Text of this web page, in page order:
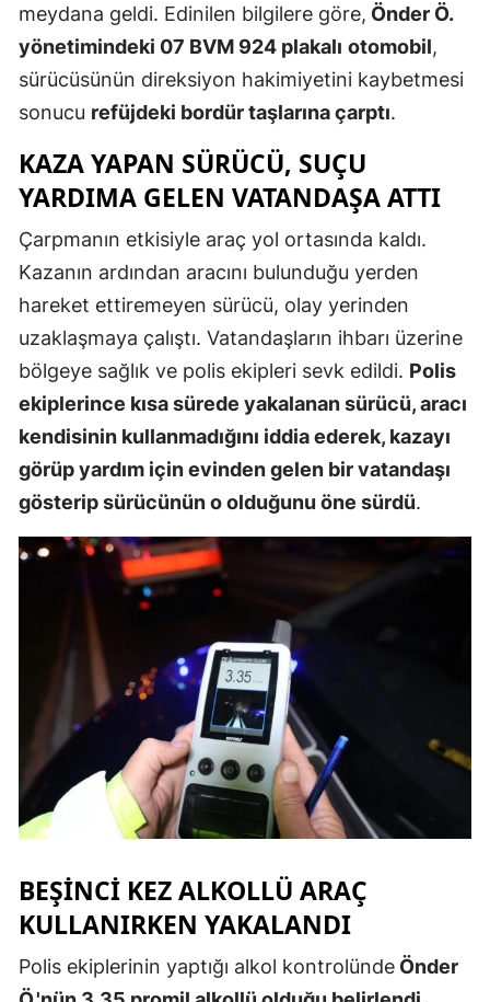
Erzurum
Eskişehir
Hakkari
Hatay
Mersin
İstanbul
İzmir
Kars
Kocaeli
meydana geldi. Edinilen bilgilere göre, Önder Ö.
yönetimindeki 07 BVM 924 plakalı otomobil,
sürücüsünün direksiyon hakimiyetini kaybetmesi
sonucu refüjdeki bordür taşlarına çarptı.
KAZA YAPAN SÜRÜCÜ, SUÇU
YARDIMA GELEN VATANDAŞA ATTI
Çarpmanın etkisiyle araç yol ortasında kaldı.
Kazanın ardından aracını bulunduğu yerden
hareket ettiremeyen sürücü, olay yerinden
uzaklaşmaya çalıştı. Vatandaşların ihbarı üzerine
bölgeye sağlık ve polis ekipleri sevk edildi. Polis
ekiplerince kısa sürede yakalanan sürücü, aracı
kendisinin kullanmadığını iddia ederek, kazayı
görüp yardım için evinden gelen bir vatandaşı
gösterip sürücünün o olduğunu öne sürdü.
BEŞINCI KEZ ALKOLLÜ ARAÇ
KULLANIRKEN YAKALANDI
Polis ekiplerinin yaptığı alkol kontrolünde Önder